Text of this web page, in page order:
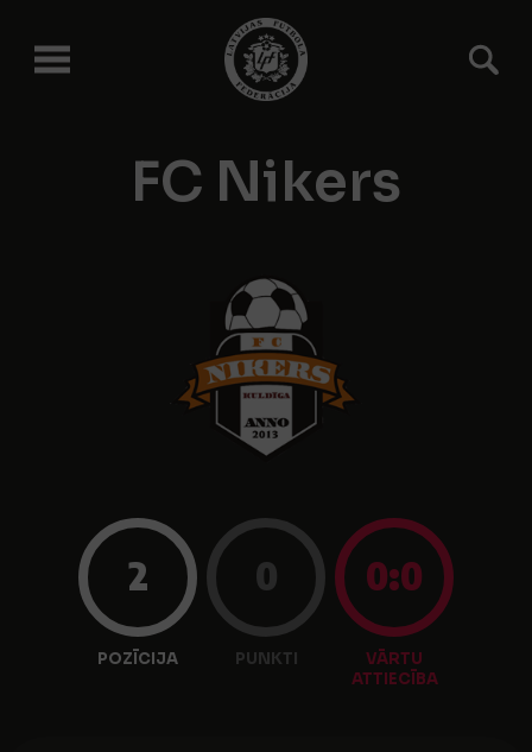
FC Nikers
2
POZĪCIJA
0
PUNKTI
0:0
VĀRTU
ATTIECĪBA